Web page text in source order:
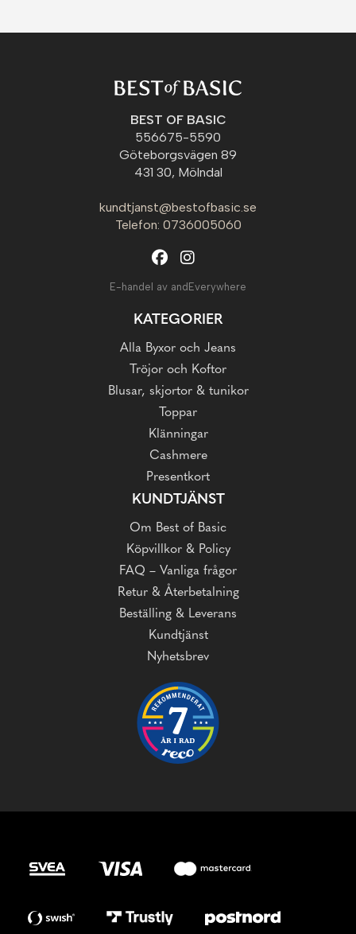
BEST OF BASIC
556675-5590
Göteborgsvägen 89
431 30, Mölndal
kundtjanst@bestofbasic.se
Telefon: 0736005060
E-handel av andEverywhere
KATEGORIER
Alla Byxor och Jeans
Tröjor och Koftor
Blusar, skjortor & tunikor
Toppar
Klänningar
Cashmere
Presentkort
KUNDTJÄNST
Om Best of Basic
Köpvillkor & Policy
FAQ – Vanliga frågor
Retur & Återbetalning
Beställing & Leverans
Kundtjänst
Nyhetsbrev